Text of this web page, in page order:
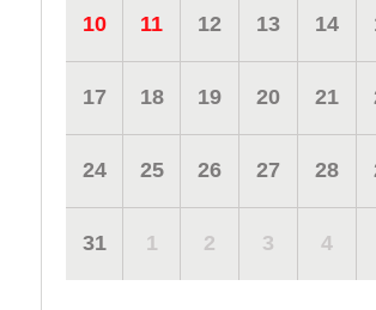
10 11 12 13 14
17 18 19 20 21
24 25 26 27 28
31 1 2 3 4